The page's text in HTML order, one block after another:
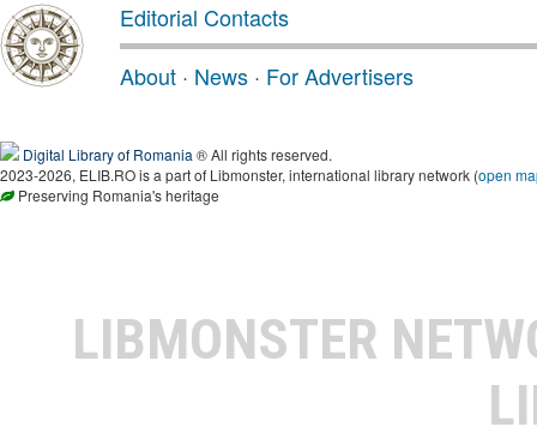
Editorial Contacts
About · News · For Advertisers
Digital Library of Romania ® All rights reserved.
2023-2026, ELIB.RO is a part of Libmonster, international library network (open
Preserving Romania's heritage
LIBMONSTER